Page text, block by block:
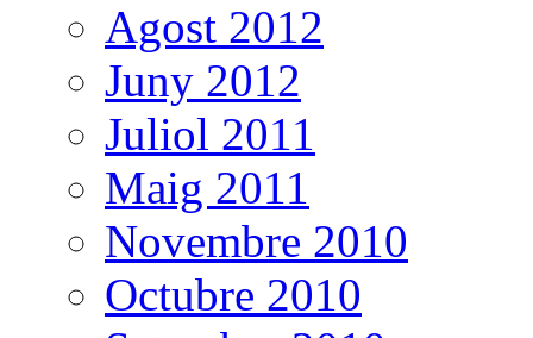
Agost 2012
Juny 2012
Juliol 2011
Maig 2011
Novembre 2010
Octubre 2010